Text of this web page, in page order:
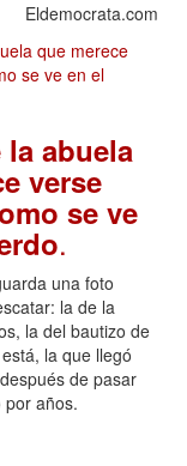
Eldemocrata.com
abuela
verse
se ve
.
una foto
la de la
la del bautizo de
la que llegó
de pasar
años.